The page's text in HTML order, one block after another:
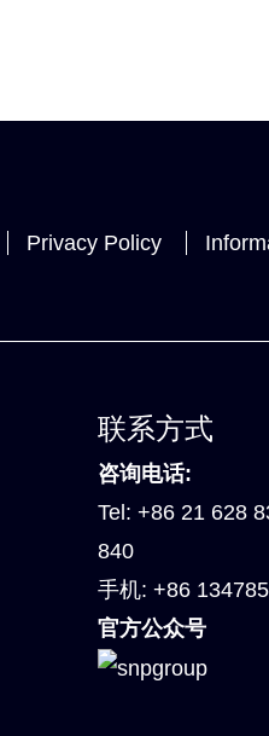
Privacy Policy
联系方式
咨询电话:
Tel: +86 21 628
840
手机: +86
官方公众号